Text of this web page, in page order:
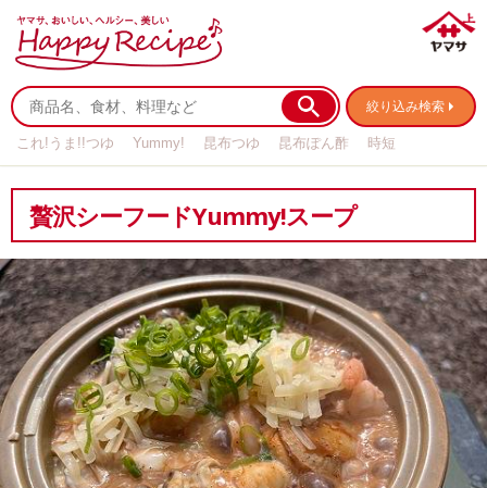
絞り込み検索
これ!うま!!つゆ Yummy! 昆布つゆ 昆布ぽん酢
時短
贅沢シーフードYummy!スープ